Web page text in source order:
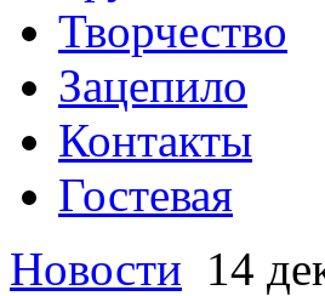
Творчество
Зацепило
Контакты
Гостевая
Новости 14